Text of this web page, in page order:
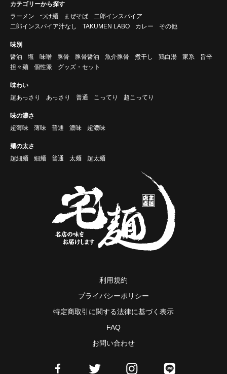
カテゴリーから探す
ラーメン
つけ麺 まぜそば
二郎インスパイア
二郎インスパイア汁なし
TAKUMEN LABO カレー その他
味別
醤油
塩 味噌 豚骨 豚骨醤油 魚介豚骨 煮干し 鶏白湯 家系
旨辛
担々麺
個性派 グッズ・セット
味わい
超あっさり
あっさり 普通 こってり 超こってり
味の濃さ
超薄味
薄味 普通 濃味 超濃味
麺の太さ
超細麺
細麺 普通 太麺 超太麺
利用規約
プライバシーポリシー
特定商取引に関する法律に基づく表示
FAQ
お問い合わせ